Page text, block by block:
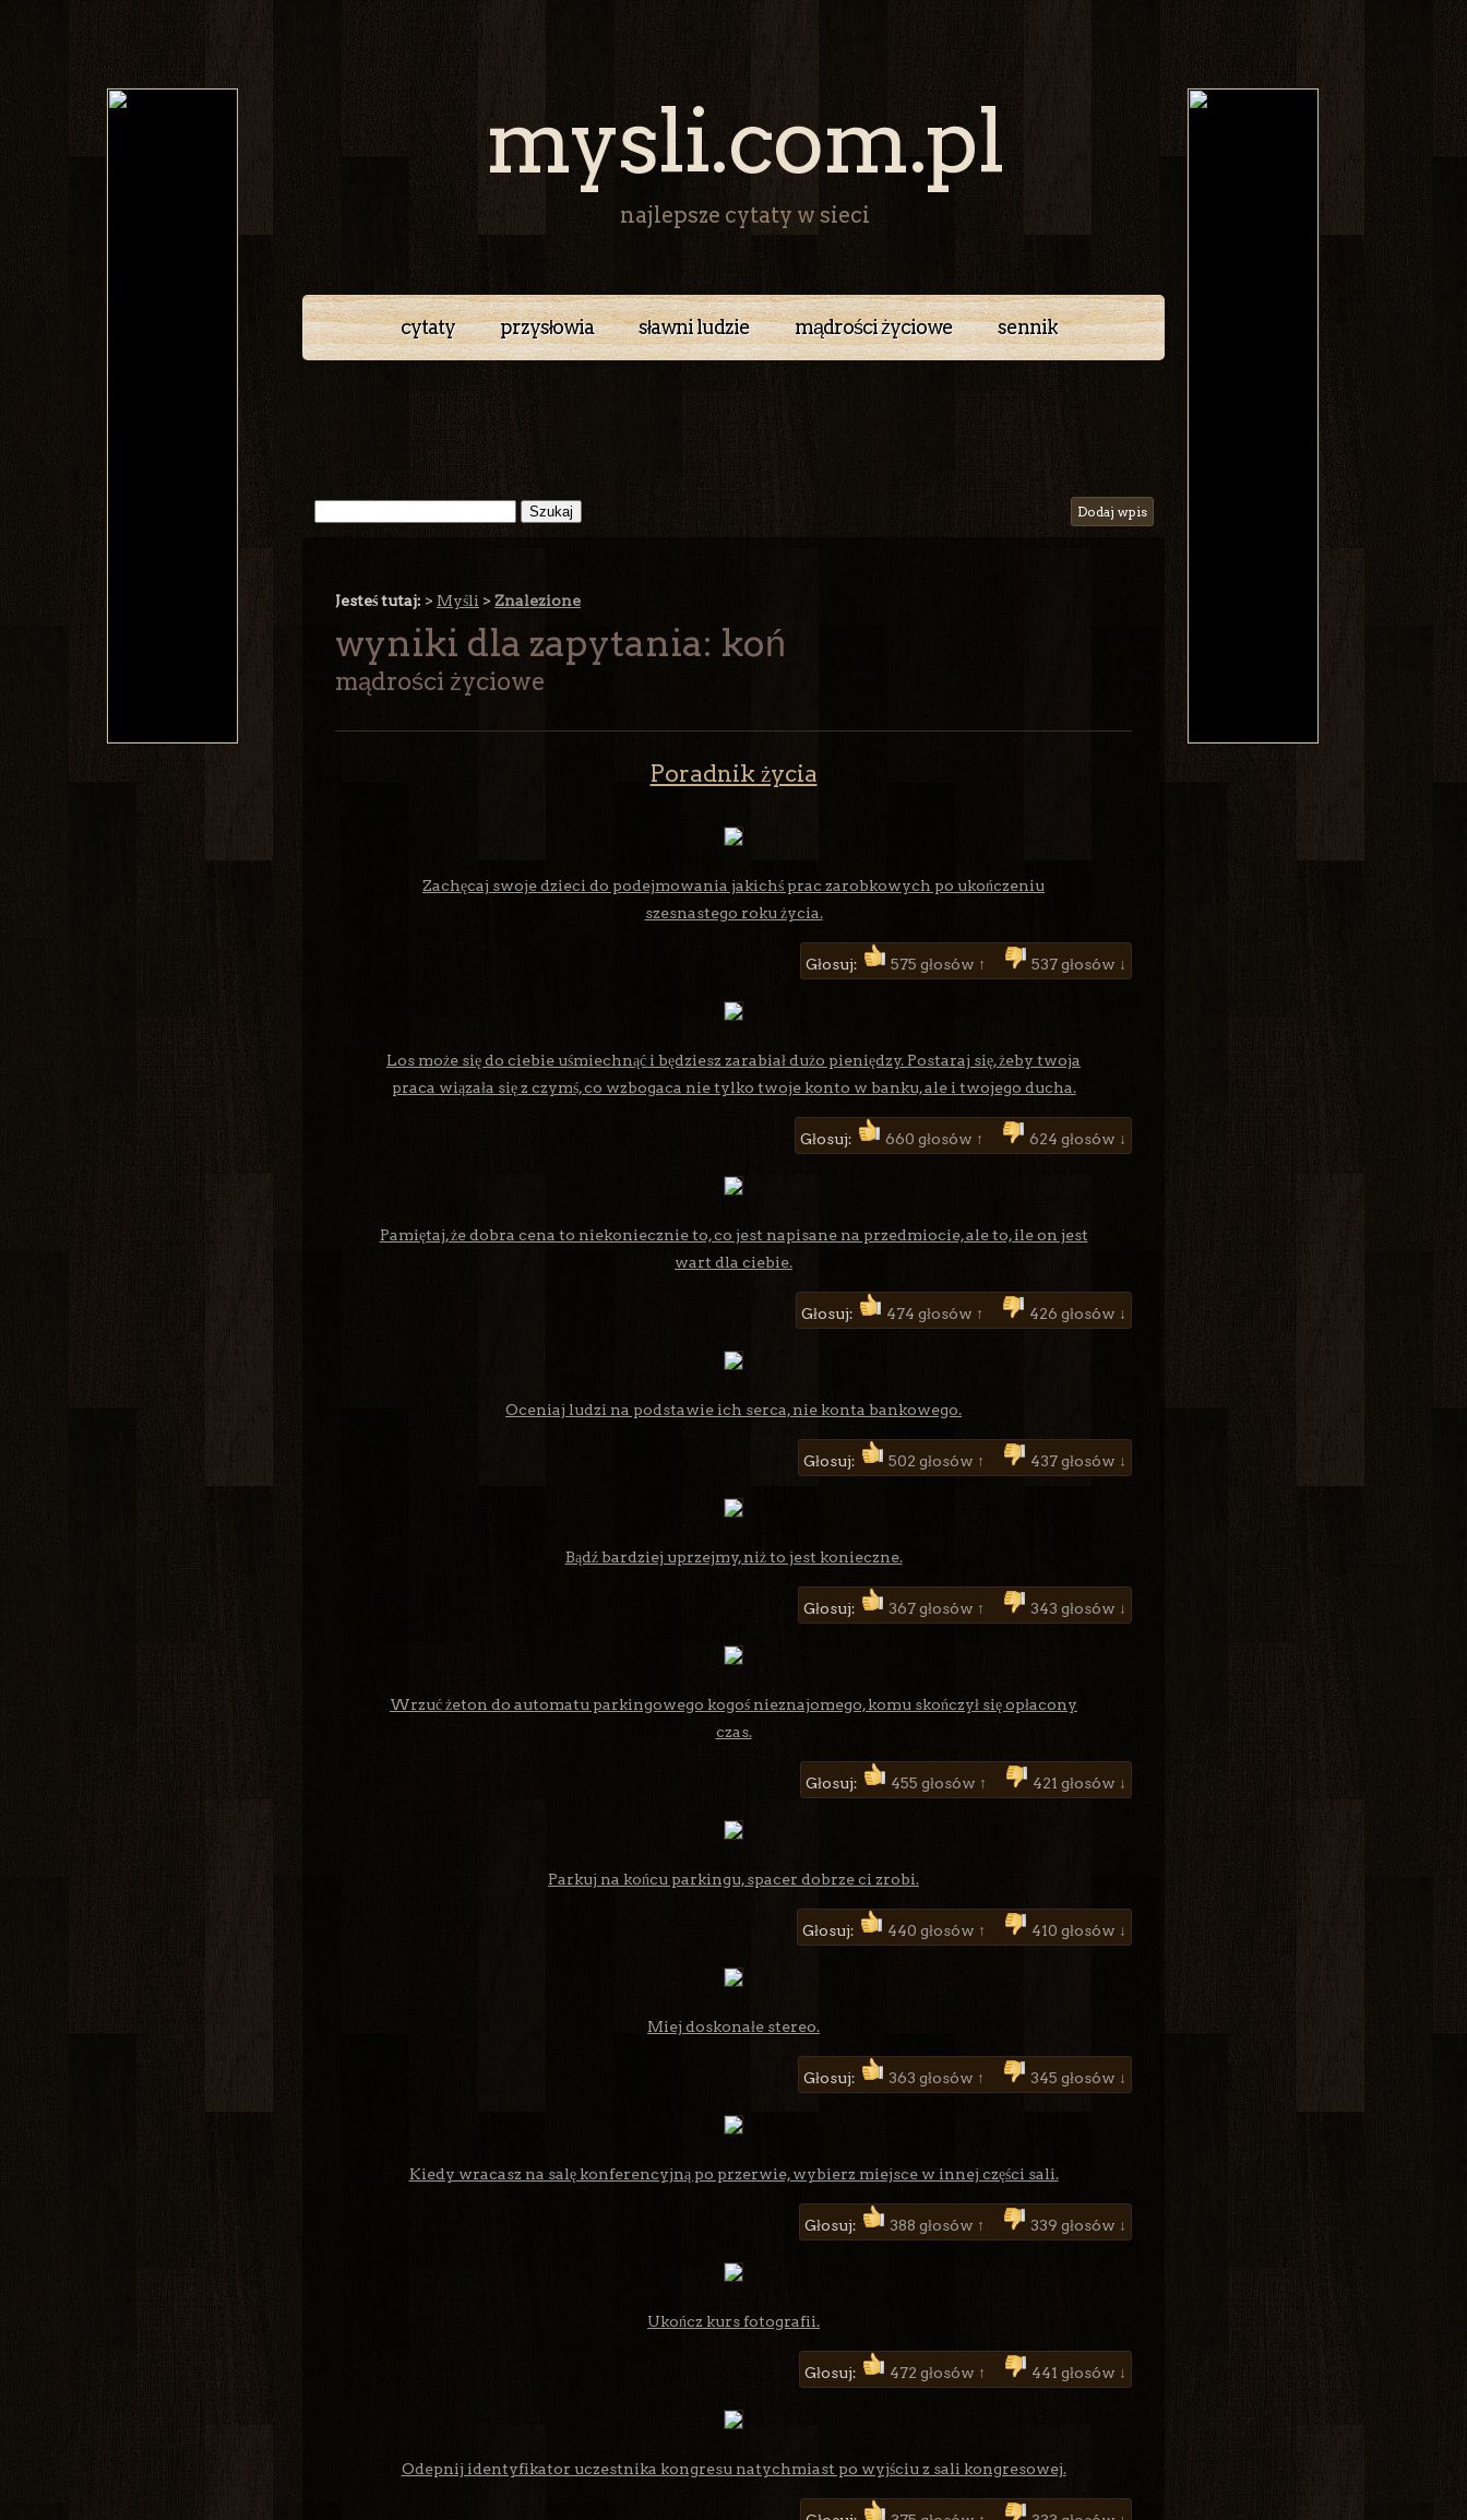
mysli.com.pl
najlepsze cytaty w sieci
cytaty przysłowia sławni ludzie mądrości życiowe sennik
Dodaj wpis
Jesteś tutaj: > Myśli > Znalezione
wyniki dla zapytania: koń
mądrości życiowe
Poradnik życia
Zachęcaj swoje dzieci do podejmowania jakichś prac zarobkowych po ukończeniu
szesnastego roku życia.
Głosuj: 575 głosów ↑ 537 głosów ↓
Los może się do ciebie uśmiechnąć i będziesz zarabiał dużo pieniędzy. Postaraj się, żeby twoja
praca wiązała się z czymś, co wzbogaca nie tylko twoje konto w banku, ale i twojego ducha.
Głosuj: 660 głosów ↑ 624 głosów ↓
Pamiętaj, że dobra cena to niekoniecznie to, co jest napisane na przedmiocie, ale to, ile on jest
wart dla ciebie.
Głosuj: 474 głosów ↑ 426 głosów ↓
Oceniaj ludzi na podstawie ich serca, nie konta bankowego.
Głosuj: 502 głosów ↑ 437 głosów ↓
Bądź bardziej uprzejmy, niż to jest konieczne.
Głosuj: 367 głosów ↑ 343 głosów ↓
Wrzuć żeton do automatu parkingowego kogoś nieznajomego, komu skończył się opłacony
czas.
Głosuj: 455 głosów ↑ 421 głosów ↓
Parkuj na końcu parkingu, spacer dobrze ci zrobi.
Głosuj: 440 głosów ↑ 410 głosów ↓
Miej doskonałe stereo.
Głosuj: 363 głosów ↑ 345 głosów ↓
Kiedy wracasz na salę konferencyjną po przerwie, wybierz miejsce w innej części sali.
Głosuj: 388 głosów ↑ 339 głosów ↓
Ukończ kurs fotografii.
Głosuj: 472 głosów ↑ 441 głosów ↓
Odepnij identyfikator uczestnika kongresu natychmiast po wyjściu z sali kongresowej.